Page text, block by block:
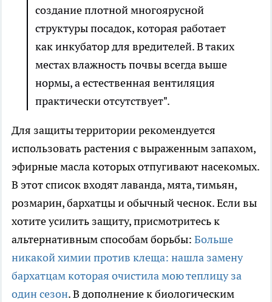
создание плотной многоярусной
структуры посадок, которая работает
как инкубатор для вредителей. В таких
местах влажность почвы всегда выше
нормы, а естественная вентиляция
практически отсутствует".
Для защиты территории рекомендуется
использовать растения с выраженным запахом,
эфирные масла которых отпугивают насекомых.
В этот список входят лаванда, мята, тимьян,
розмарин, бархатцы и обычный чеснок. Если вы
хотите усилить защиту, присмотритесь к
альтернативным способам борьбы: Больше
никакой химии против клеща: нашла замену
бархатцам которая очистила мою теплицу за
один сезон. В дополнение к биологическим